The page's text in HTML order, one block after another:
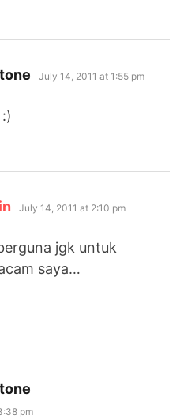
says:
July 14, 2011 at 1:55 pm
says:
July 14, 2011 at 2:10 pm
jgk untuk
saya…
pm